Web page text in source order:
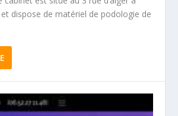
dispose de matériel de podologie de